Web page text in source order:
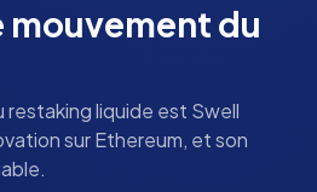
du
restaking liquide est Swell
sur Ethereum, et son